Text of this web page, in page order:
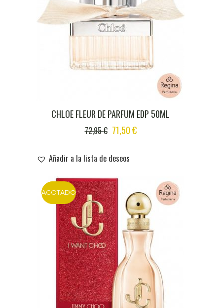
CHLOE FLEUR DE PARFUM EDP 50ML
72,95€ ORIGINAL
WAS:
72,95 €.
71,50€CURRENT
Añadir a la lista de deseos
DTO
AGOTADO